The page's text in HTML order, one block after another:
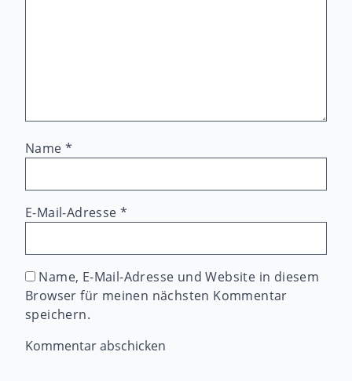
Name *
E-Mail-Adresse*
Name, E-Mail-Adresse und Website in diesem
Browser für meinen nächsten Kommentar
speichern.